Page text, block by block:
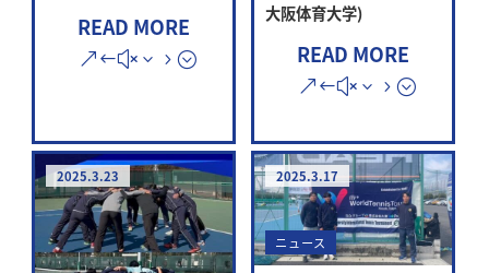
READ MORE
大阪体育大学)
READ MORE
2025.3.23 2025.3.17
ニュース